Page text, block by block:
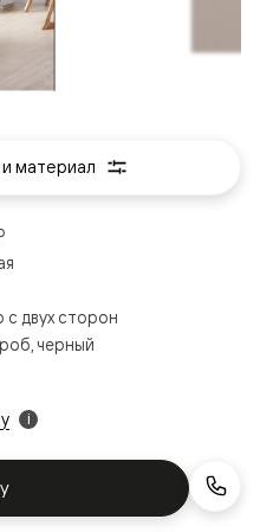
i
с двух сторон
черный
материал